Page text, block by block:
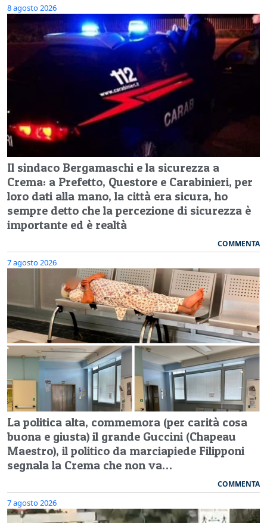
8 agosto 2026
Il sindaco Bergamaschi e la sicurezza a
Crema: a Prefetto, Questore e Carabinieri, per
loro dati alla mano, la città era sicura, ho
sempre detto che la percezione di sicurezza è
importante ed è realtà
COMMENTA
7 agosto 2026
La politica alta, commemora (per carità cosa
buona e giusta) il grande Guccini (Chapeau
Maestro), il politico da marciapiede Filipponi
segnala la Crema che non va…
COMMENTA
7 agosto 2026